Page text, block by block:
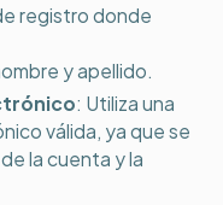
registro donde
y apellido.
: Utiliza una
válida, ya que se
la cuenta y la